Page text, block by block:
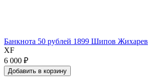
Банкнота 50 рублей 1899 Шипов Жихарев
XF
6 000 ₽
Добавить в корзину